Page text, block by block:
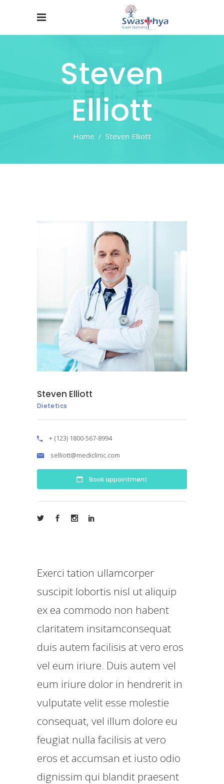
Steven
Elliott
Home / Steven Elliott
Steven Elliott
Dietetics
+ (123) 1800-567-8994
selliott@mediclinic.com
Book appointment
Exerci tation ullamcorper
suscipit lobortis nisl ut aliquip
ex ea commodo non habent
claritatem insitamconsequat
duis autem facilisis at vero eros
vel eum iriure. Duis autem vel
eum iriure dolor in hendrerit in
vulputate velit esse molestie
consequat, vel illum dolore eu
feugiat nulla facilisis at vero
eros et accumsan et iusto odio
dignissim qui blandit praesent